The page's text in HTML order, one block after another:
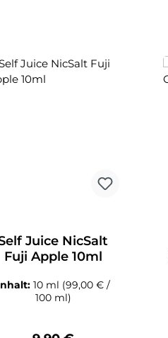
Juice NicSalt
Fuji Apple 10ml
10 ml (99,00 € /
100 ml)